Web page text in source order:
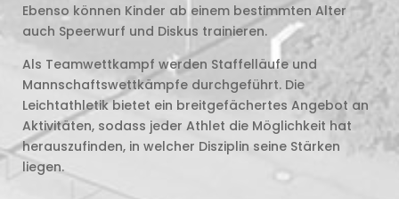
Ebenso können Kinder ab einem bestimmten Alter
auch Speerwurf und Diskus trainieren.
Als Teamwettkampf werden Staffelläufe und
Mannschaftswettkämpfe durchgeführt. Die
Leichtathletik bietet ein breitgefächertes Angebot an
Aktivitäten, sodass jeder Athlet die Möglichkeit hat
herauszufinden, in welcher Disziplin seine Stärken
liegen.